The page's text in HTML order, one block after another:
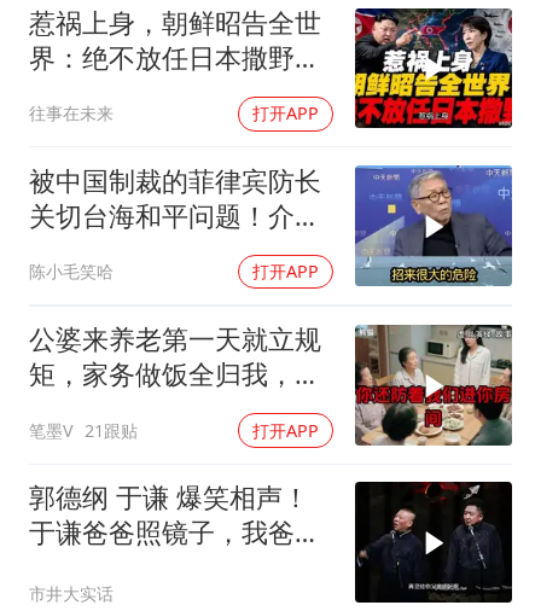
惹祸上身，朝鲜昭告全世
界：绝不放任日本撒野！
往事在未来 打开APP
被中国制裁的菲律宾防长
关切台海和平问题！介文
陈小毛笑哈 打开APP
公婆来养老第一天就立规
矩，家务做饭全归我，老
公点头，我一句话令全桌
寂静
笔墨V 21跟贴 打开APP
郭德纲 于谦 爆笑相声！
于谦爸爸照镜子，我爸爸
了
市井大实话